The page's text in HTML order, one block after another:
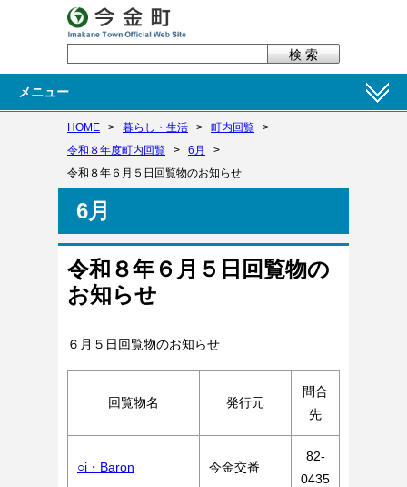
メニュー
HOME > 暮らし・生活 > 町内回覧
>
令和８年度町内回覧
> 6月
>
令和８年６月５日回覧物のお知らせ
6月
令和８年６月５日回覧物の
お知らせ
６月５ 日回覧物のお知らせ
回覧物名 発行元
問合
先
○i・Baron 今金交番
82-
0435